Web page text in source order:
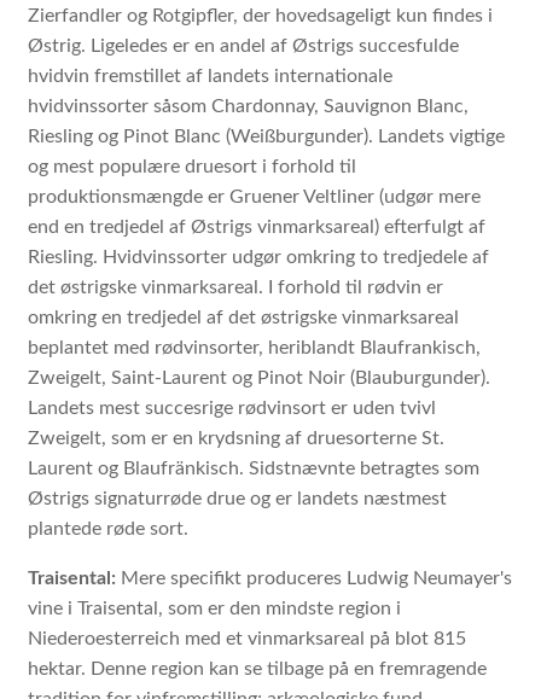
Zierfandler og Rotgipfler, der hovedsageligt kun findes i
Østrig. Ligeledes er en andel af Østrigs succesfulde
hvidvin fremstillet af landets internationale
hvidvinssorter såsom Chardonnay, Sauvignon Blanc,
Riesling og Pinot Blanc (Weißburgunder). Landets vigtige
og mest populære druesort i forhold til
produktionsmængde er Gruener Veltliner (udgør mere
end en tredjedel af Østrigs vinmarksareal) efterfulgt af
Riesling. Hvidvinssorter udgør omkring to tredjedele af
det østrigske vinmarksareal. I forhold til rødvin er
omkring en tredjedel af det østrigske vinmarksareal
beplantet med rødvinsorter, heriblandt Blaufrankisch,
Zweigelt, Saint-Laurent og Pinot Noir (Blauburgunder).
Landets mest succesrige rødvinsort er uden tvivl
Zweigelt, som er en krydsning af druesorterne St.
Laurent og Blaufränkisch. Sidstnævnte betragtes som
Østrigs signaturrøde drue og er landets næstmest
plantede røde sort.
Traisental: Mere specifikt produceres Ludwig Neumayer's
vine i Traisental, som er den mindste region i
Niederoesterreich med et vinmarksareal på blot 815
hektar. Denne region kan se tilbage på en fremragende